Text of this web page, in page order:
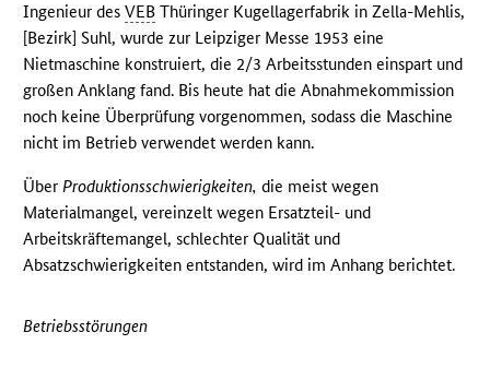
Ingenieur desVEB Thüringer Kugellagerfabrik in Zella-Mehlis,
[Bezirk] Suhl, wurde zur Leipziger Messe 1953 eine
Nietmaschine konstruiert, die 2/3 Arbeitsstunden einspart und
großen Anklang fand. Bis heute hat die Abnahmekommission
noch keine Überprüfung vorgenommen, sodass die Maschine
nicht im Betrieb verwendet werden kann.
ÜberProduktionsschwierigkeiten, die meist wegen
Materialmangel, vereinzelt wegen Ersatzteil- und
Arbeitskräftemangel, schlechter Qualität und
Absatzschwierigkeiten entstanden, wird im Anhang berichtet.
Betriebsstörungen